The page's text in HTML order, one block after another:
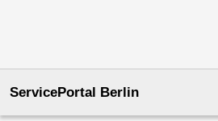
ServicePortal Berlin